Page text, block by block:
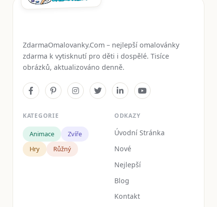
ZdarmaOmalovanky.Com – nejlepší omalovánky
zdarma k vytisknutí pro děti i dospělé. Tisíce
obrázků, aktualizováno denně.
KATEGORIE
Animace
Zvíře
Hry
Růžný
ODKAZY
Úvodní Stránka
Nové
Nejlepší
Blog
Kontakt